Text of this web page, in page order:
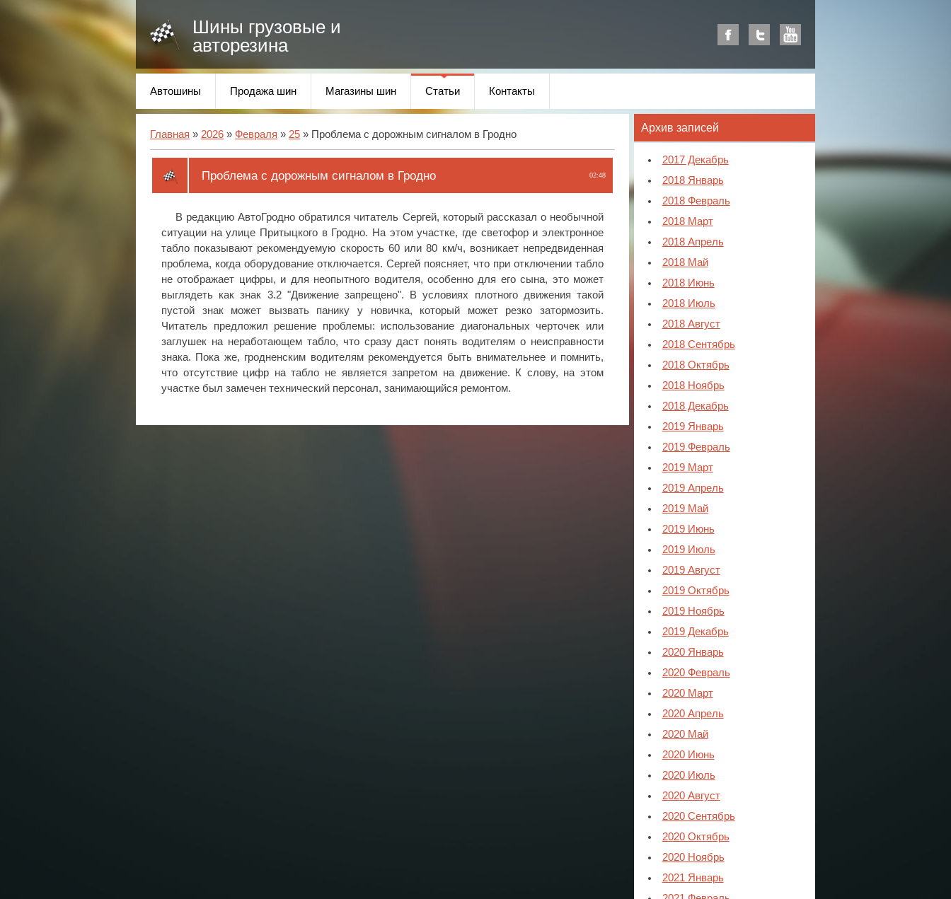
Шины грузовые и
авторезина
Автошины Продажа шин Магазины шин Статьи Контакты
Главная » 2026 » Февраля » 25 » Проблема с дорожным сигналом в Гродно
02:48
Проблема с дорожным сигналом в Гродно
В редакцию АвтоГродно обратился читатель Сергей, который рассказал о необычной
ситуации на улице Притыцкого в Гродно. На этом участке, где светофор и электронное
табло показывают рекомендуемую скорость 60 или 80 км/ч, возникает непредвиденная
проблема, когда оборудование отключается. Сергей поясняет, что при отключении табло
не отображает цифры, и для неопытного водителя, особенно для его сына, это может
выглядеть как знак 3.2 "Движение запрещено". В условиях плотного движения такой
пустой знак может вызвать панику у новичка, который может резко затормозить.
Читатель предложил решение проблемы: использование диагональных черточек или
заглушек на неработающем табло, что сразу даст понять водителям о неисправности
знака. Пока же, гродненским водителям рекомендуется быть внимательнее и помнить,
что отсутствие цифр на табло не является запретом на движение. К слову, на этом
участке был замечен технический персонал, занимающийся ремонтом.
Архив записей
2017 Декабрь
2018 Январь
2018 Февраль
2018 Март
2018 Апрель
2018 Май
2018 Июнь
2018 Июль
2018 Август
2018 Сентябрь
2018 Октябрь
2018 Ноябрь
2018 Декабрь
2019 Январь
2019 Февраль
2019 Март
2019 Апрель
2019 Май
2019 Июнь
2019 Июль
2019 Август
2019 Октябрь
2019 Ноябрь
2019 Декабрь
2020 Январь
2020 Февраль
2020 Март
2020 Апрель
2020 Май
2020 Июнь
2020 Июль
2020 Август
2020 Сентябрь
2020 Октябрь
2020 Ноябрь
2021 Январь